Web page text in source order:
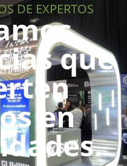
DE EXPERTOS
que
en